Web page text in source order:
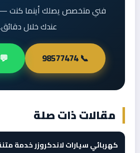
فني متخصص يصلك أينما كنت
عندك خلال دقائق.
📞 98577474
مقالات ذات صلة
كهربائي سيارات لاندكروزر خدمة متنقلة 24